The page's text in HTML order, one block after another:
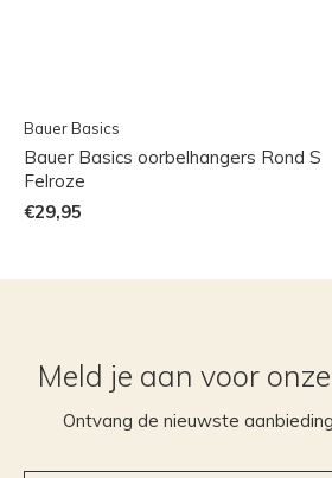
Bauer Basics
Bauer Basics oorbelhangers Rond S
Felroze
€29,95
Meld je aan voor
Ontvang de nieuwste